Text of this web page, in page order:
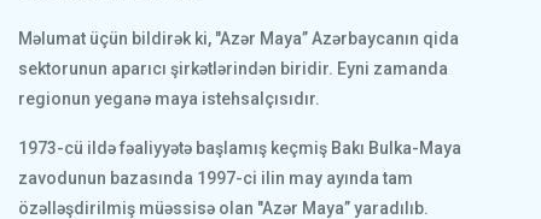
Məlumat üçün bildirək ki, "Azər Maya” Azərbaycanın qida
sektorunun aparıcı şirkətlərindən biridir. Eyni zamanda
regionun yeganə maya istehsalçısıdır.
1973-cü ildə fəaliyyətə başlamış keçmiş Bakı Bulka-Maya
zavodunun bazasında 1997-ci ilin may ayında tam
özəlləşdirilmiş müəssisə olan "Azər Maya” yaradılıb.